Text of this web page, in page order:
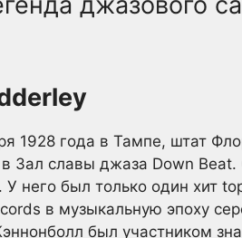
1928 года в Тампе, штат
Зал славы джаза Down
него был только один хит
в музыкальную эпоху
был участником